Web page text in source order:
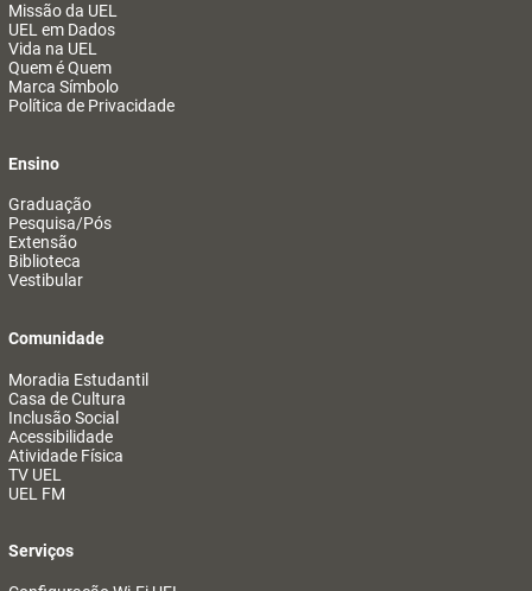
Missão da UEL
UEL em Dados
Vida na UEL
Quem é Quem
Marca Símbolo
Política de Privacidade
Ensino
Graduação
Pesquisa/Pós
Extensão
Biblioteca
Vestibular
Comunidade
Moradia Estudantil
Casa de Cultura
Inclusão Social
Acessibilidade
Atividade Física
TV UEL
UEL FM
Serviços